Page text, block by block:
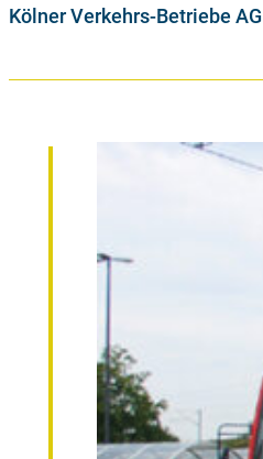
Kölner Verkehrs-Betriebe AG